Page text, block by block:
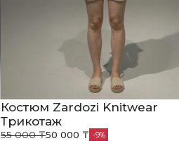
Костюм Zardozi Knitwear
Трикотаж
55 000 ₸50 000 ₸ 9